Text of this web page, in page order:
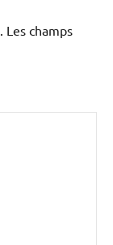
Les champs